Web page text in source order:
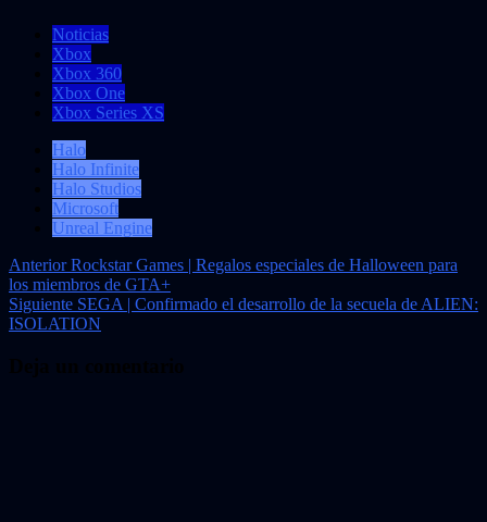
Noticias
Xbox
Xbox 360
Xbox One
Xbox Series XS
Halo
Halo Infinite
Halo Studios
Microsoft
Unreal Engine
Navegación
de
entradas
AnteriorRockstar Games | Regalos especiales de Halloween para
los miembros de GTA+
Siguiente SEGA | Confirmado el desarrollo de la secuela de ALIEN:
ISOLATION